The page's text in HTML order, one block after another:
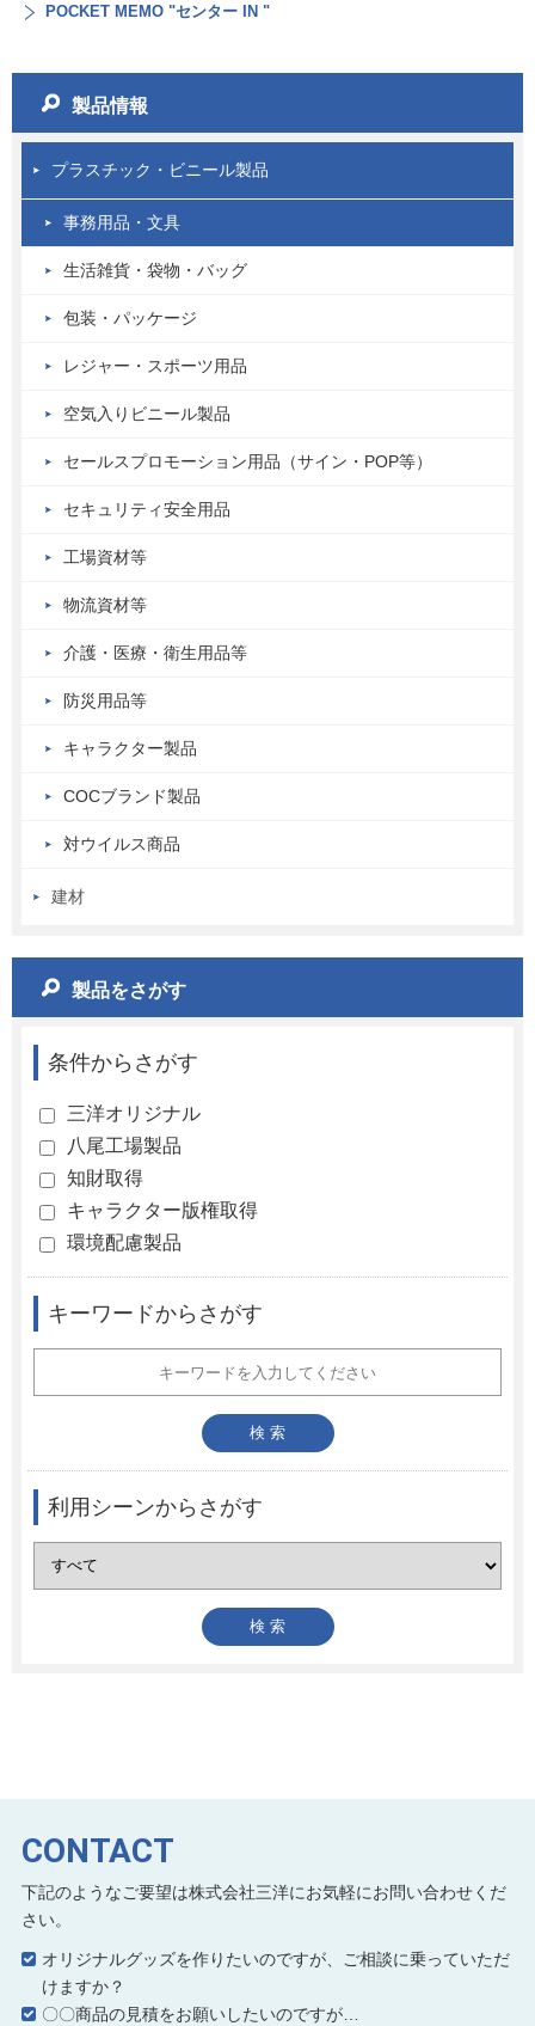
POCKET MEMO "センター IN "
製品情報
プラスチック・ビニール製品
事務用品・文具
生活雑貨・袋物・バッグ
包装・パッケージ
レジャー・スポーツ用品
空気入りビニール製品
セールスプロモーション用品（サイン・POP等）
セキュリティ安全用品
工場資材等
物流資材等
介護・医療・衛生用品等
防災用品等
キャラクター製品
COCブランド製品
対ウイルス商品
建材
製品をさがす
条件からさがす
三洋オリジナル
八尾工場製品
知財取得
キャラクター版権取得
環境配慮製品
キーワードからさがす
利用シーンからさがす
CONTACT
下記のようなご要望は株式会社三洋にお気軽にお問い合わせくだ
さい。
オリジナルグッズを作りたいのですが、ご相談に乗っていただ
けますか？
〇〇商品の見積をお願いしたいのですが…